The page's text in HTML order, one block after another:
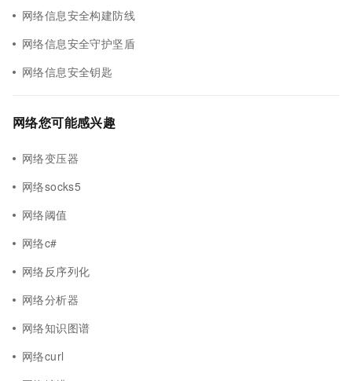
网络信息安全构建防线
网络信息安全守护坚盾
网络信息安全钥匙
网络您可能感兴趣
网络变压器
网络socks5
网络阈值
网络c#
网络反序列化
网络分析器
网络知识图谱
网络curl